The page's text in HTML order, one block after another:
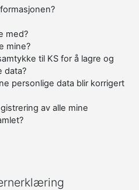
med?
mine?
til KS for å lagre og
data?
personlige data blir korrigert
av alle mine